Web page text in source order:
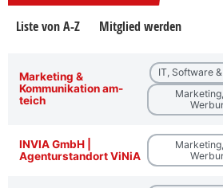
Liste von A-Z Mitglied werden
Marketing &
Kommunikation am-
teich
IT, Software
INVIA GmbH |
Agenturstandort ViNiA